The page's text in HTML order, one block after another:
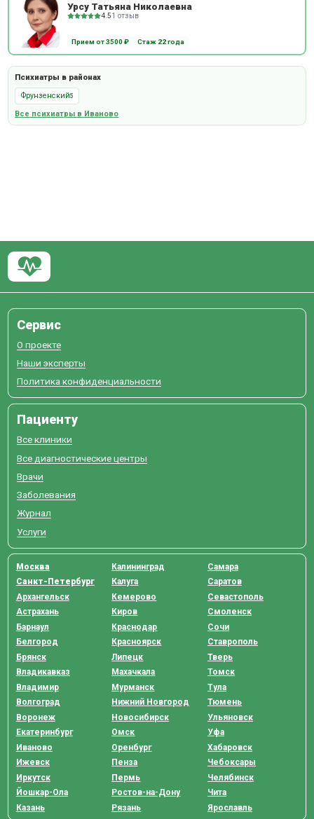
Урсу Татьяна Николаевна
4.51 отзыв
Прием от 3500 ₽ Стаж 22 года
Психиатры в районах
Фрунзенский5
Все психиатры в Иваново
Сервис
О проекте
Наши эксперты
Политика конфиденциальности
Пациенту
Все клиники
Все диагностические центры
Врачи
Заболевания
Журнал
Услуги
Москва
Санкт-Петербург
Архангельск
Астрахань
Барнаул
Белгород
Брянск
Владикавказ
Владимир
Волгоград
Воронеж
Екатеринбург
Иваново
Ижевск
Иркутск
Йошкар-Ола
Казань
Калининград
Калуга
Кемерово
Киров
Краснодар
Красноярск
Липецк
Махачкала
Мурманск
Нижний Новгород
Новосибирск
Омск
Оренбург
Пенза
Пермь
Ростов-на-Дону
Рязань
Самара
Саратов
Севастополь
Смоленск
Сочи
Ставрополь
Тверь
Томск
Тула
Тюмень
Ульяновск
Уфа
Хабаровск
Чебоксары
Челябинск
Чита
Ярославль